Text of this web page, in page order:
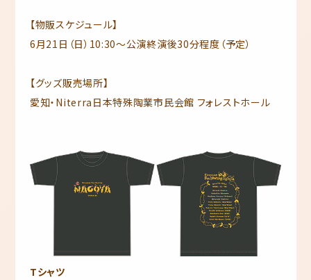
【物販スケジュール】
6月21日（日）10:30～公演終演後30分程度（予定）
【グッズ販売場所】
愛知・Niterra日本特殊陶業市民会館 フォレストホール
Tシャツ